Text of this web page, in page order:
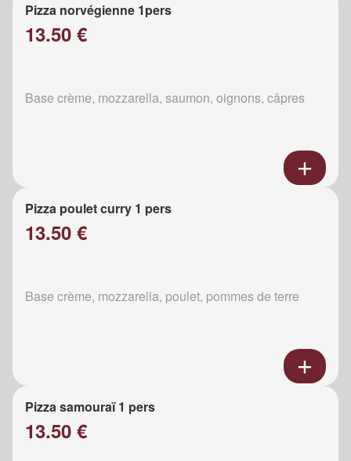
Pizza norvégienne 1pers
13.50 €
Base crème, mozzarella, saumon, oignons, câpres
Pizza poulet curry 1 pers
13.50 €
Base crème, mozzarella, poulet, pommes de terre
Pizza samouraï 1 pers
13.50 €